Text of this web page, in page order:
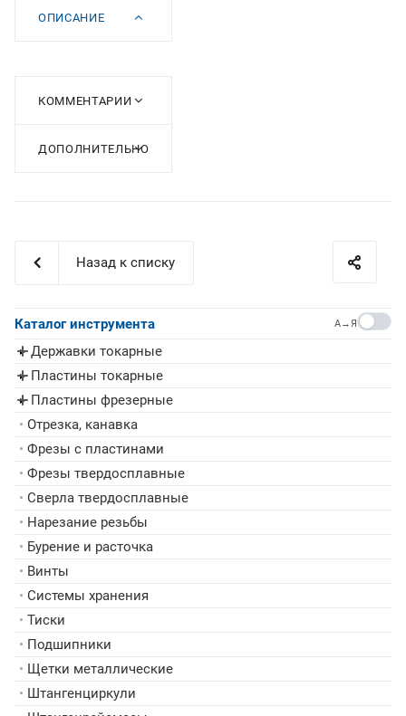
ОПИСАНИЕ
КОММЕНТАРИИ
ДОПОЛНИТЕЛЬНО
Назад к списку
Каталог инструмента A→Я
▸ Державки токарные
▸ Пластины токарные
▸ Пластины фрезерные
• Отрезка, канавка
• Фрезы с пластинами
• Фрезы твердосплавные
• Сверла твердосплавные
• Нарезание резьбы
• Бурение и расточка
• Винты
• Системы хранения
• Тиски
• Подшипники
• Щетки металлические
• Штангенциркули